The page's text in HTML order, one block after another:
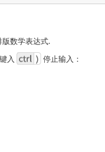
数学表达式.
入 停止输入：